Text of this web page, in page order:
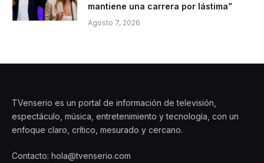
mantiene una carrera por lástima”
Agosto 7, 2026
TVenserio es un portal de información de televisión,
espectáculo, música, entretenimiento y tecnología, con un
enfoque claro, crítico, mesurado y cercano.
Contacto: hola@tvenserio.com